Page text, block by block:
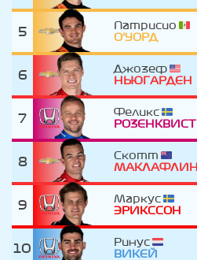
5
Патрисио
О'УОРД
6
Джозеф
НЬЮГАРДЕН
7
Феликс
РОЗЕНКВИСТ
8
Скотт
МАКЛАФЛИН
9
Маркус
ЭРИКССОН
10
Ринус
ВИКЕЙ